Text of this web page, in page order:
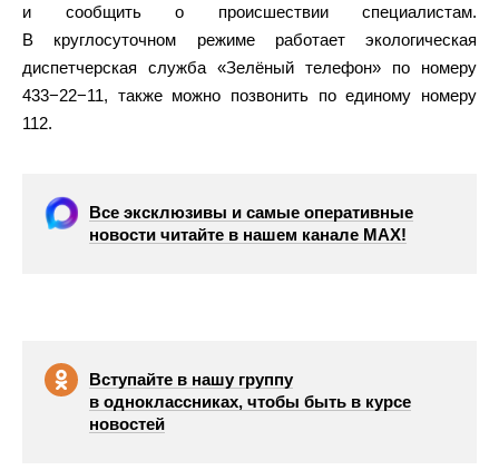
и сообщить о происшествии специалистам.
В круглосуточном режиме работает экологическая
диспетчерская служба «Зелёный телефон» по номеру
433−22−11, также можно позвонить по единому номеру
112.
Все эксклюзивы и самые оперативные
новости читайте в нашем канале МАХ!
Вступайте в нашу группу
в одноклассниках, чтобы быть в курсе
новостей